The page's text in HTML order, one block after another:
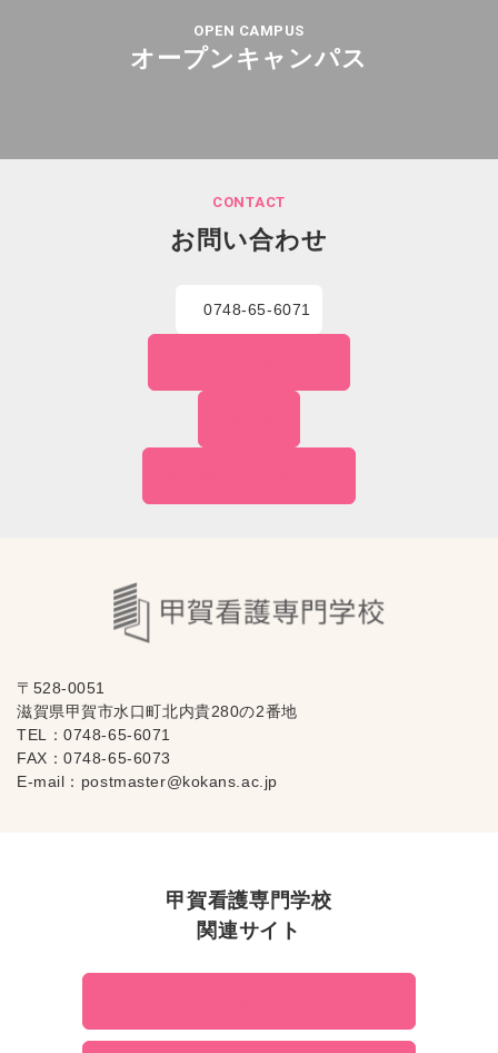
OPEN CAMPUS
オープンキャンパス
CONTACT
お問い合わせ
0748-65-6071
〒528-0051
滋賀県甲賀市水口町北内貴280の2番地
TEL：0748-65-6071
FAX：0748-65-6073
E-mail： postmaster@kokans.ac.jp
甲賀看護専門学校
関連サイト